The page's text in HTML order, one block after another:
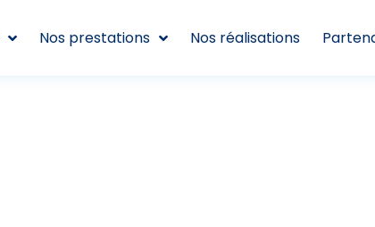
Nos prestations Nos réalisations